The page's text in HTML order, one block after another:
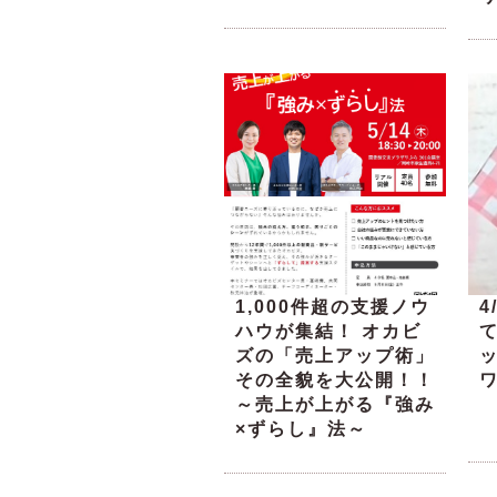
1,000件超の支援ノウ
ハウが集結！ オカビ
ズの「売上アップ術」
その全貌を大公開！！
～売上が上がる『強み
×ずらし』法～